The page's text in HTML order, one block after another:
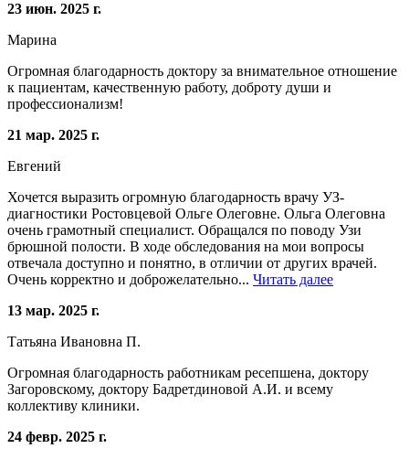
23 июн. 2025 г.
Марина
Огромная благодарность доктору за внимательное отношение
к пациентам, качественную работу, доброту души и
профессионализм!
21 мар. 2025 г.
Евгений
Хочется выразить огромную благодарность врачу УЗ-
диагностики Ростовцевой Ольге Олеговне. Ольга Олеговна
очень грамотный специалист. Обращался по поводу Узи
брюшной полости. В ходе обследования на мои вопросы
отвечала доступно и понятно, в отличии от других врачей.
Очень корректно и доброжелательно... Читать далее
13 мар. 2025 г.
Татьяна Ивановна П.
Огромная благодарность работникам ресепшена, доктору
Загоровскому, доктору Бадретдиновой А.И. и всему
коллективу клиники.
24 февр. 2025 г.